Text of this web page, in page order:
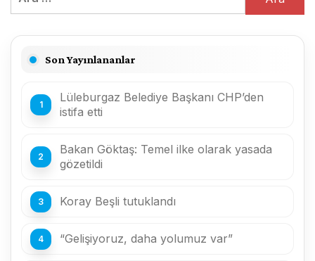
Son Yayınlananlar
Lüleburgaz Belediye Başkanı CHP’den
istifa etti
Bakan Göktaş: Temel ilke olarak yasada
gözetildi
Koray Beşli tutuklandı
“Gelişiyoruz, daha yolumuz var”